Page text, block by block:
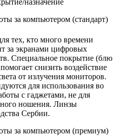
назначение
за компьютером (стандарт)
тех, кто много времени
за экранами цифровых
Специальное покрытие (блю
снизить воздействие
от излучения мониторов.
для использования во
с гаджетами, не для
ношения. Линзы
Сербии.
за компьютером (премиум)